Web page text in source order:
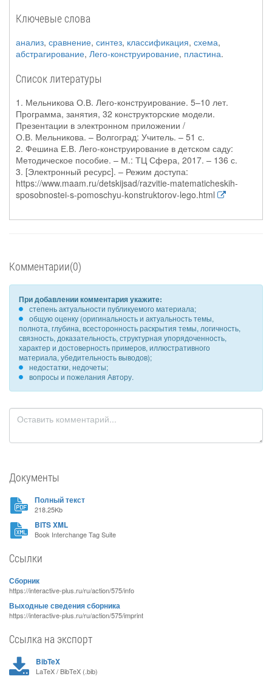
Ключевые слова
анализ, сравнение, синтез, классификация, схема,
абстрагирование, Лего-конструирование, пластина.
Список литературы
1. Мельникова О.В. Лего-конструирование. 5–10 лет.
Программа, занятия, 32 конструкторские модели.
Презентации в электронном приложении /
О.В. Мельникова. – Волгоград: Учитель. – 51 с.
2. Фешина Е.В. Лего-конструирование в детском саду:
Методическое пособие. – М.: ТЦ Сфера, 2017. – 136 с.
3. [Электронный ресурс]. – Режим доступа:
https://www.maam.ru/detskijsad/razvitie-matematicheskih-
sposobnostei-s-pomoschyu-konstruktorov-lego.html
Комментарии(0)
При добавлении комментария укажите:
степень актуальности публикуемого материала;
общую оценку (оригинальность и актуальность темы,
полнота, глубина, всесторонность раскрытия темы, логичность,
связность, доказательность, структурная упорядоченность,
характер и достоверность примеров, иллюстративного
материала, убедительность выводов);
недостатки, недочеты;
вопросы и пожелания Автору.
Документы
Полный текст
218.25Kb
BITS XML
Book Interchange Tag Suite
Ссылки
Сборник
https://interactive-plus.ru/ru/action/575/info
Выходные сведения сборника
https://interactive-plus.ru/ru/action/575/imprint
Ссылка на экспорт
BibTeX
LaTeX / BibTeX (.bib)